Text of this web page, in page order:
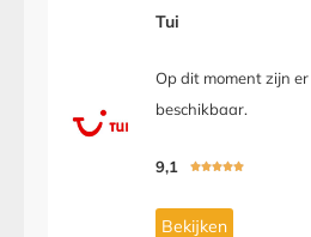
Tui
Op dit moment zijn
beschikbaar.
9,1 
Bekijken